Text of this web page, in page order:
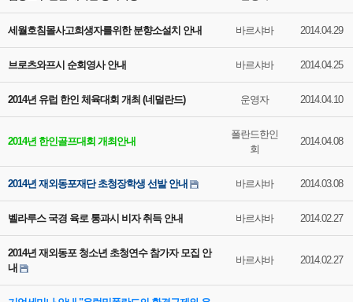
세월호침몰사고희생자를위한 분향소설치 안내 바르샤바 2014.04.29
브로츠와프시 순회영사 안내 바르샤바 2014.04.25
2014년 유럽 한인 체육대회 개최 (네덜란드) 운영자 2014.04.10
2014년 한인골프대회 개최안내
폴란드한인
회
2014.04.08
2014년 재외동포재단 초청장학생 선발 안내 바르샤바 2014.03.08
벨라루스 국경 육로 통과시 비자 취득 안내 바르샤바 2014.02.27
2014년 재외동포 청소년 초청연수 참가자 모집 안
내
바르샤바 2014.02.27